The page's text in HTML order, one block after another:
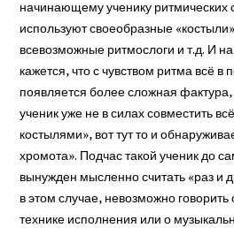
начинающему ученику ритмических
используют своеобразные
всевозможные ритмослоги и т.д. И
кажется, что с чувством ритма всё в
появляется более сложная
ученик уже не в силах совместить
костылями», вот тут то и
хромота». Подчас такой ученик до
вынужден мысленно считать «раз и
в этом случае, невозможно
технике исполнения или о